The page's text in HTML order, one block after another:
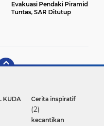
Evakuasi Pendaki Piramid
Tuntas, SAR Ditutup
KUDA Cerita inspiratif
(2)
kecantikan